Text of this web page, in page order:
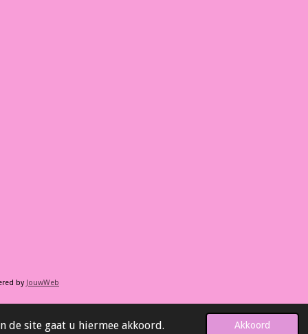
de site gaat u hiermee akkoord. Akkoord
by JouwWeb